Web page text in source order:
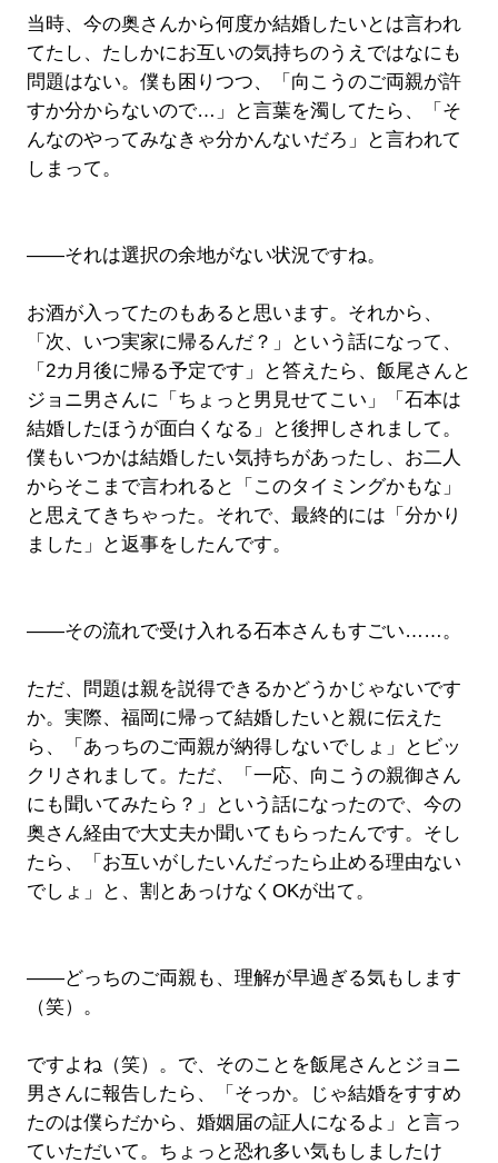
当時、今の奥さんから何度か結婚したいとは言われ
てたし、たしかにお互いの気持ちのうえではなにも
問題はない。僕も困りつつ、「向こうのご両親が許
すか分からないので…」と言葉を濁してたら、「そ
んなのやってみなきゃ分かんないだろ」と言われて
しまって。
――それは選択の余地がない状況ですね。
お酒が入ってたのもあると思います。それから、
「次、いつ実家に帰るんだ？」という話になって、
「2カ月後に帰る予定です」と答えたら、飯尾さんと
ジョニ男さんに「ちょっと男見せてこい」「石本は
結婚したほうが面白くなる」と後押しされまして。
僕もいつかは結婚したい気持ちがあったし、お二人
からそこまで言われると「このタイミングかもな」
と思えてきちゃった。それで、最終的には「分かり
ました」と返事をしたんです。
――その流れで受け入れる石本さんもすごい……。
ただ、問題は親を説得できるかどうかじゃないです
か。実際、福岡に帰って結婚したいと親に伝えた
ら、「あっちのご両親が納得しないでしょ」とビッ
クリされまして。ただ、「一応、向こうの親御さん
にも聞いてみたら？」という話になったので、今の
奥さん経由で大丈夫か聞いてもらったんです。そし
たら、「お互いがしたいんだったら止める理由ない
でしょ」と、割とあっけなくOKが出て。
――どっちのご両親も、理解が早過ぎる気もします
（笑）。
ですよね（笑）。で、そのことを飯尾さんとジョニ
男さんに報告したら、「そっか。じゃ結婚をすすめ
たのは僕らだから、婚姻届の証人になるよ」と言っ
ていただいて。ちょっと恐れ多い気もしましたけ